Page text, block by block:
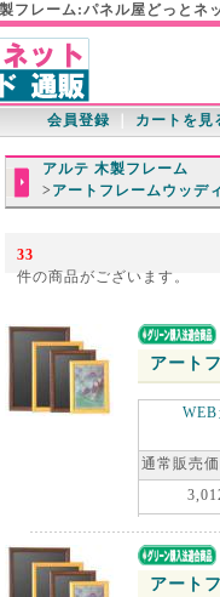
フレーム:パネル屋どっとネ
会員登録 カートを見
アルテ 木製フレーム
> アートフレームウッデ
33
件の商品がございます。
アート
通常販売
アート